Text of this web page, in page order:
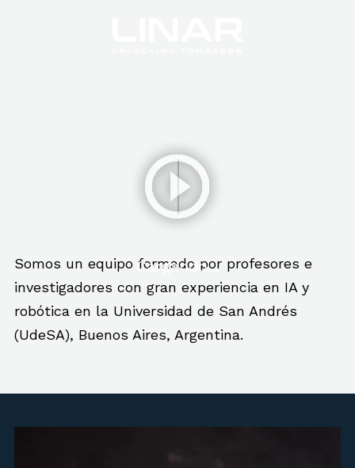
Somos un equipo formado por profesores e
investigadores con gran experiencia en IA y
robótica en la Universidad de San Andrés
(UdeSA), Buenos Aires, Argentina.